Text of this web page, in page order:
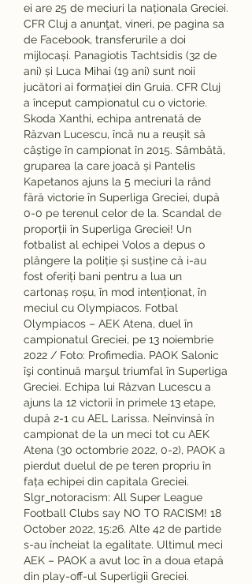
ei are 25 de meciuri la naționala Greciei.
CFR Cluj a anunţat, vineri, pe pagina sa
de Facebook, transferurile a doi
mijlocași. Panagiotis Tachtsidis (32 de
ani) și Luca Mihai (19 ani) sunt noii
jucători ai formației din Gruia. CFR Cluj
a început campionatul cu o victorie.
Skoda Xanthi, echipa antrenată de
Răzvan Lucescu, încă nu a reușit să
câștige în campionat în 2015. Sâmbătă,
gruparea la care joacă și Pantelis
Kapetanos ajuns la 5 meciuri la rând
fără victorie în Superliga Greciei, după
0-0 pe terenul celor de la. Scandal de
proporții în Superliga Greciei! Un
fotbalist al echipei Volos a depus o
plângere la poliție și susține că i-au
fost oferiți bani pentru a lua un
cartonaș roșu, în mod intenționat, în
meciul cu Olympiacos. Fotbal
Olympiacos – AEK Atena, duel în
campionatul Greciei, pe 13 noiembrie
2022 / Foto: Profimedia. PAOK Salonic
îşi continuă marşul triumfal în Superliga
Greciei. Echipa lui Răzvan Lucescu a
ajuns la 12 victorii în primele 13 etape,
după 2-1 cu AEL Larissa. Neînvinsă în
campionat de la un meci tot cu AEK
Atena (30 octombrie 2022, 0-2), PAOK a
pierdut duelul de pe teren propriu în
fața echipei din capitala Greciei.
Slgr_notoracism: All Super League
Football Clubs say NO TO RACISM! 18
October 2022, 15:26. Alte 42 de partide
s-au încheiat la egalitate. Ultimul meci
AEK – PAOK a avut loc în a doua etapă
din play-off-ul Superligii Greciei.